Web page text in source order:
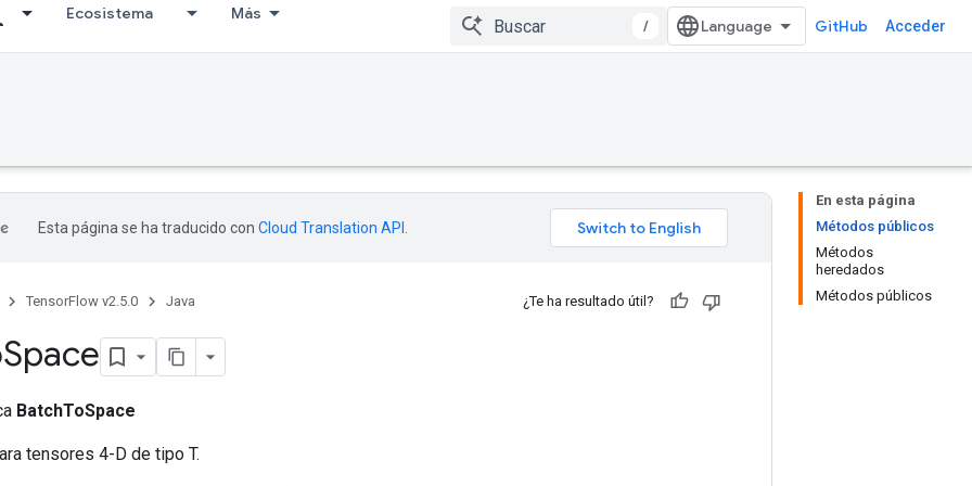
Ecosistema Más
/ GitHub Acceder
En esta página
Métodos públicos
Métodos
heredados
Métodos públicos
Esta página se ha traducido con Cloud Translation API
TensorFlow v2.5.0 Java ¿Te ha resultado útil?
Space
BatchToSpace
tensores 4-D de tipo T.